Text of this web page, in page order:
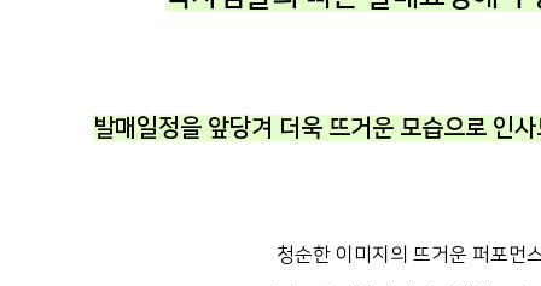
발매일정을 앞당겨 더욱 뜨거운 모습으로 인
청순한 이미지의 뜨거운 퍼포먼